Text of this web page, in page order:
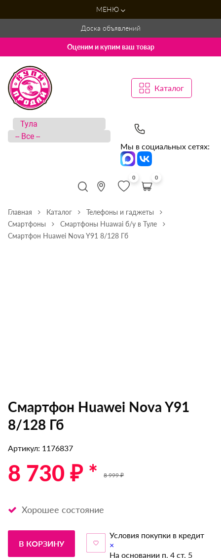
МЕНЮ
Доска объявлений
Оценим и купим ваш товар
Каталог
Мы в социальных сетях:
0 0
Главная Каталог
Телефоны и гаджеты
Смартфоны
Смартфоны Huawai б/у в Туле
Смартфон Huawei Nova Y91 8/128 Гб
Смартфон Huawei Nova Y91
8/128 Гб
Артикул: 1176837
8 730 ₽ * 8 999 ₽
Хорошее состояние
В КОРЗИНУ
Условия покупки в кредит
×
На основании п. 4 ст. 5